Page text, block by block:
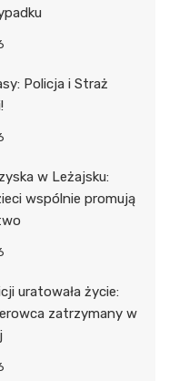
Policja i Straż
w Leżajsku:
wspólnie promują
uratowała życie:
zatrzymany w